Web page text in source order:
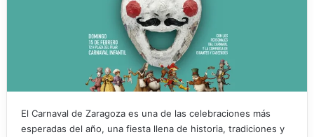
El Carnaval de Zaragoza es una de las celebraciones más
esperadas del año, una fiesta llena de historia, tradiciones y